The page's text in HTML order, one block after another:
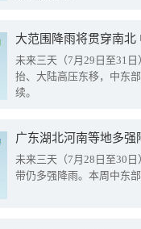
大范围降雨将贯穿南
未来三天（7月29日至31
抬、大陆高压东移，中东
续。
广东湖北河南等地多
未来三天（7月28日至30
带仍多强降雨。本周中东